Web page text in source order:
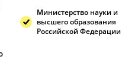
Министерство науки и
высшего образования
Российской Федерации